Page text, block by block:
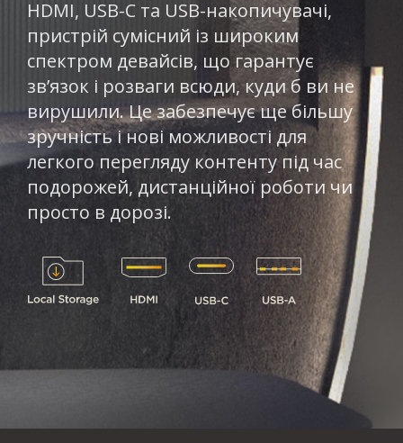
HDMI, USB-C та USB-накопичувачі,
пристрій сумісний із широким
спектром девайсів, що гарантує
зв’язок і розваги всюди, куди б ви не
вирушили. Це забезпечує ще більшу
зручність і нові можливості для
легкого перегляду контенту під час
подорожей, дистанційної роботи чи
просто в дорозі.​​